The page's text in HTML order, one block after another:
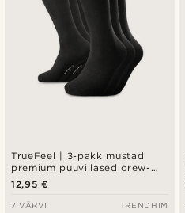
TrueFeel | 3-pakk mustad
premium puuvillased crew-
sokid
12,95 €
7 VÄRVI TRENDHIM